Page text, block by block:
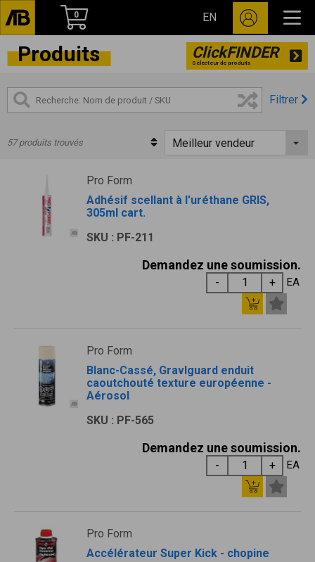
0 EN
Produits ClickFINDER
Sélecteur de produits
Filtrer
57 produits trouvés
Pro Form
Adhésif scellant à l'uréthane GRIS,
305ml cart.
SKU : PF-211
Demandez une soumission.
EA
Pro Form
Blanc-Cassé, Gravlguard enduit
caoutchouté texture européenne -
Aérosol
SKU : PF-565
Demandez une soumission.
EA
Pro Form
Accélérateur Super Kick - chopine